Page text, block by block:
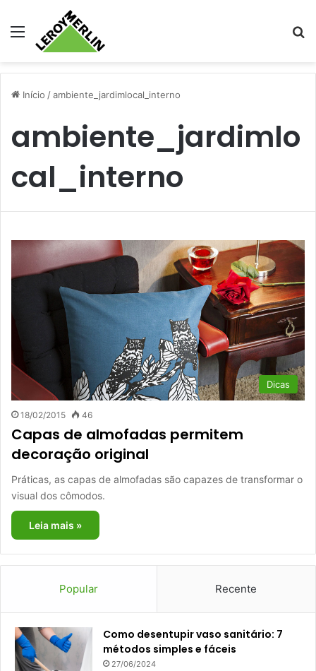
Menu
Início /ambiente_jardimlocal_interno
ambiente_jardimlo
cal_interno
Dicas
18/02/2015 46
Capas de almofadas permitem
decoração original
Práticas, as capas de almofadas são capazes de transformar o
visual dos cômodos.
Leia mais »
Popular Recente
Como desentupir vaso sanitário: 7
métodos simples e fáceis
27/06/2024